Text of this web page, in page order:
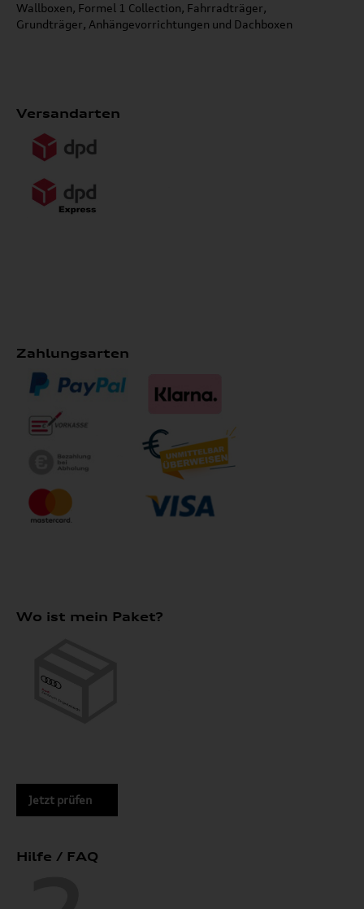
Wallboxen, Formel 1 Collection, Fahrradträger,
Grundträger, Anhängevorrichtungen und Dachboxen
Versandarten
Zahlungsarten
Wo ist mein Paket?
Jetzt prüfen
Hilfe / FAQ